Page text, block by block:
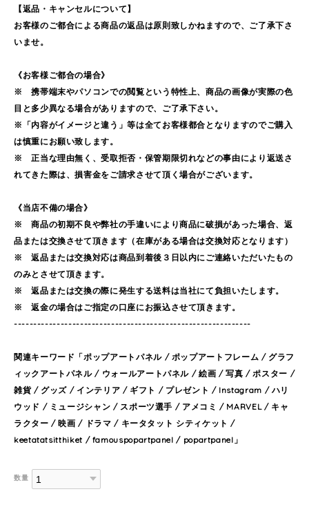
【返品・キャンセルについて】
お客様のご都合による商品の返品は原則致しかねますので、ご了承下さ
いませ。
《お客様ご都合の場合》
※ 携帯端末やパソコンでの閲覧という特性上、商品の画像が実際の色
目と多少異なる場合がありますので、ご了承下さい。
※「内容がイメージと違う」等は全てお客様都合となりますのでご購入
は慎重にお願い致します。
※ 正当な理由無く、受取拒否・保管期限切れなどの事由により返送さ
れてきた際は、損害金をご請求させて頂く場合がございます。
《当店不備の場合》
※ 商品の初期不良や弊社の手違いにより商品に破損があった場合、返
品または交換させて頂きます（在庫がある場合は交換対応となります）
※ 返品または交換対応は商品到着後３日以内にご連絡いただいたもの
のみとさせて頂きます。
※ 返品または交換の際に発生する送料は当社にて負担いたします。
※ 返金の場合はご指定の口座にお振込させて頂きます。
-------------------------------------------------------------
関連キーワード「ポップアートパネル / ポップアートフレーム / グラフ
ィックアートパネル / ウォールアートパネル / 絵画 / 写真 / ポスター /
雑貨 / グッズ / インテリア / ギフト / プレゼント / Instagram / ハリ
ウッド / ミュージシャン / スポーツ選手 / アメコミ / MARVEL / キャ
ラクター / 映画 / ドラマ / キータタット シティケット /
keetatatsitthiket / famouspopartpanel / popartpanel」
数量